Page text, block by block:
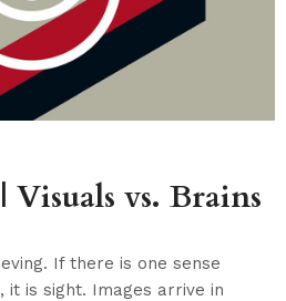
vs. Brains
If there is one sense
it is sight. Images arrive in